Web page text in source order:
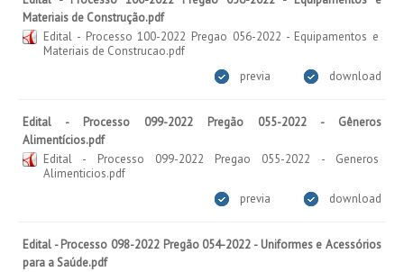
Materiais de Construção.pdf
Edital - Processo 100-2022 Pregao 056-2022 - Equipamentos e
Materiais de Construcao.pdf
download
previa
Edital - Processo 099-2022 Pregão 055-2022 - Gêneros
Alimentícios.pdf
Edital - Processo 099-2022 Pregao 055-2022 - Generos
Alimenticios.pdf
download
previa
Edital - Processo 098-2022 Pregão 054-2022 - Uniformes e Acessórios
para a Saúde.pdf